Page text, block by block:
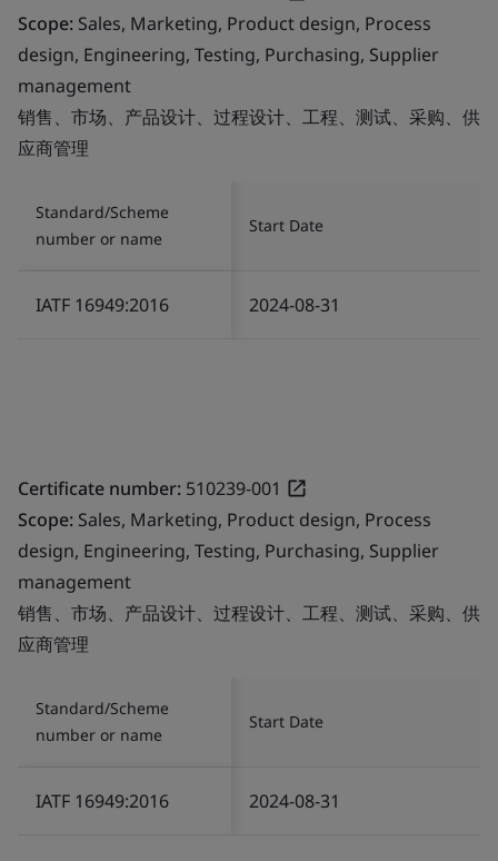
Scope: Sales, Marketing, Product design, Process
design, Engineering, Testing, Purchasing, Supplier
management
销售、市场、产品设计、过程设计、工程、测试、采购、供
应商管理
Standard/Scheme
number or name
Start Date
IATF 16949:2016 2024-08-31
Certificate number: 510239-001
Scope: Sales, Marketing, Product design, Process
design, Engineering, Testing, Purchasing, Supplier
management
销售、市场、产品设计、过程设计、工程、测试、采购、供
应商管理
Standard/Scheme
number or name
Start Date
IATF 16949:2016 2024-08-31